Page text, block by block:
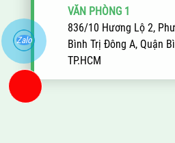
VĂN PHÒNG 1
836/10 Hương Lộ 2,
Bình Trị Đông A, Quận
TP.HCM
Zalo